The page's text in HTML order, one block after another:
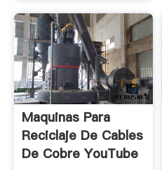
Maquinas Para
Reciclaje De Cables
De Cobre YouTube